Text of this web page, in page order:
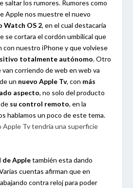
saltar los rumores. Rumores como
Apple nos muestre el nuevo
Watch OS 2, en el cual destacaría
se cortara el cordón umbilical que
con nuestro iPhone y que volviese
totalmente autónomo. Otro
corriendo de web en web va
un nuevo Apple Tv, con más
aspecto, no solo del producto
su control remoto, en la
hablamos un poco de este tema.
Apple Tv tendría una superficie
de Appletambién esta dando
cuentas afirman que en
contra reloj para poder